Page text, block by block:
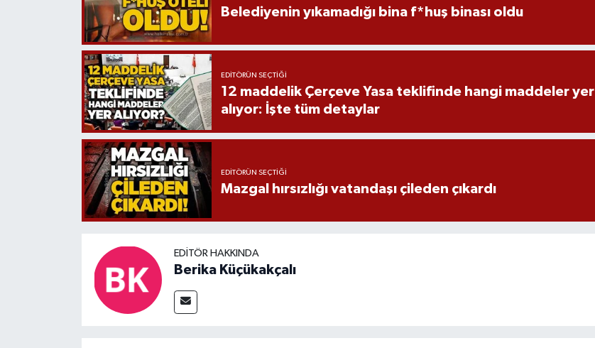
Belediyenin yıkamadığı bina f*huş binası oldu
EDITÖRÜN SEÇTIĞI
12 maddelik Çerçeve Yasa teklifinde hangi maddeler yer
alıyor: İşte tüm detaylar
EDITÖRÜN SEÇTIĞI
Mazgal hırsızlığı vatandaşı çileden çıkardı
EDITÖR HAKKINDA
Berika Küçükakçalı